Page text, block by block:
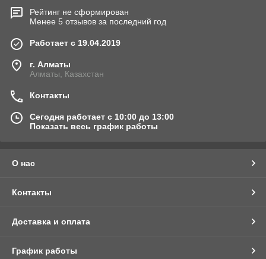
Рейтинг не сформирован
Менее 5 отзывов за последний год
Работает с 19.04.2019
г. Алматы
Алматы, Казахстан
Контакты
Сегодня работает с 10:00 до 13:00
Показать весь график работы
О нас
Контакты
Доставка и оплата
График работы